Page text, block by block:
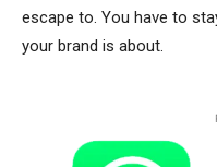
escape to. You have to
your brand is about.